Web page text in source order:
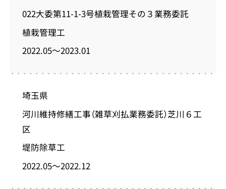
022大委第11-1-3号植栽管理その３業務委託
植栽管理工
2022.05～2023.01
埼玉県
河川維持修繕工事（雑草刈払業務委託）芝川６工
区
堤防除草工
2022.05～2022.12